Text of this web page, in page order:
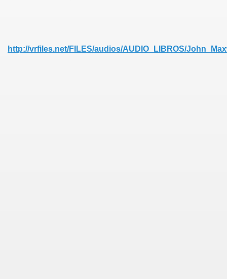
http://vrfiles.net/FILES/audios/AUDIO_LIBROS/